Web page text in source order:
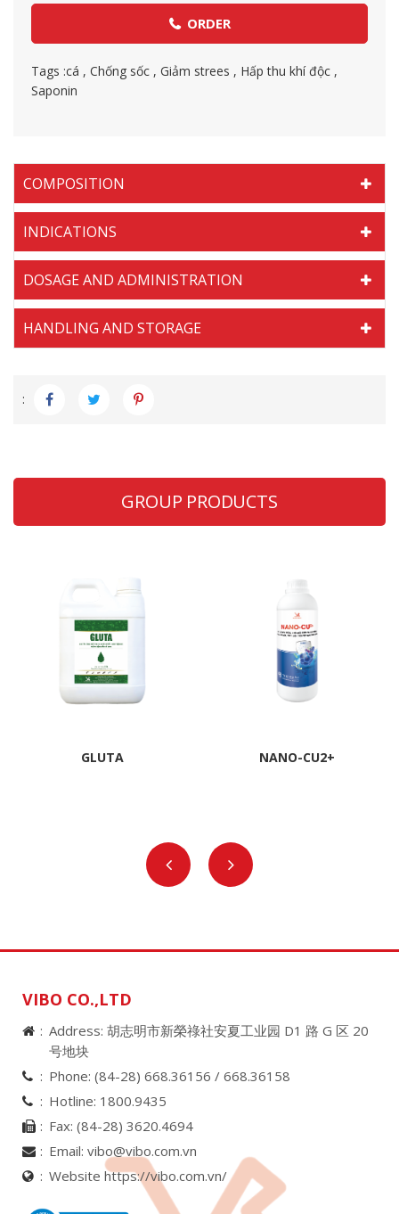
ORDER
Tags :cá , Chống sốc , Giảm strees , Hấp thu khí độc ,
Saponin
COMPOSITION
INDICATIONS
DOSAGE AND ADMINISTRATION
HANDLING AND STORAGE
:
GROUP PRODUCTS
GLUTA NANO-CU2+
VIBO CO.,LTD
Address: 胡志明市新榮祿社安夏工业园 D1 路 G 区 20
号地块
Phone: (84-28) 668.36156 / 668.36158
Hotline: 1800.9435
Fax: (84-28) 3620.4694
Email: vibo@vibo.com.vn
Website https://vibo.com.vn/